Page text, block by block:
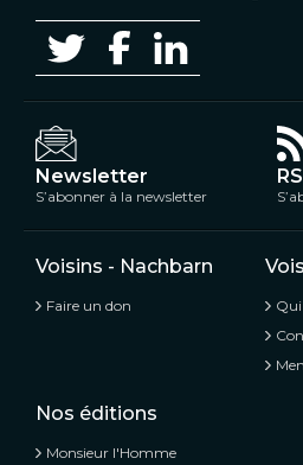
Newsletter
S’abonner à la newsletter
Voisins - Nachbarn
Faire un don
Nos éditions
Monsieur l'Homme